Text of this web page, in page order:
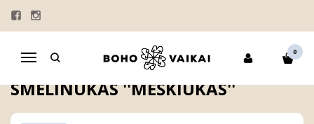
Navigacija
0
Pagrindinis
Personalizuotas kalėdinis smėlinukas ''MEŠKIUKAS''
PERSONALIZUOTAS KALĖDINIS
SMĖLINUKAS ''MEŠKIUKAS''